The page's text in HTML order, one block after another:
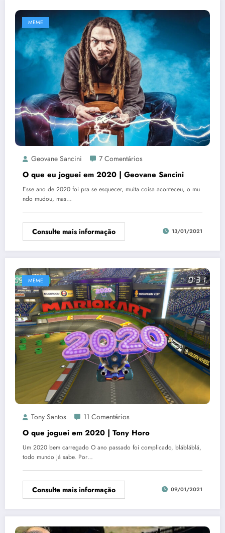
MEME
Geovane Sancini 7 Comentários
O que eu joguei em 2020 | Geovane Sancini
Esse ano de 2020 foi pra se esquecer, muita coisa aconteceu, o mu
ndo mudou, mas…
Consulte mais informação 13/01/2021
MEME
Tony Santos 11 Comentários
O que joguei em 2020 | Tony Horo
Um 2020 bem carregado O ano passado foi complicado, blábláblá,
todo mundo já sabe. Por…
Consulte mais informação 09/01/2021